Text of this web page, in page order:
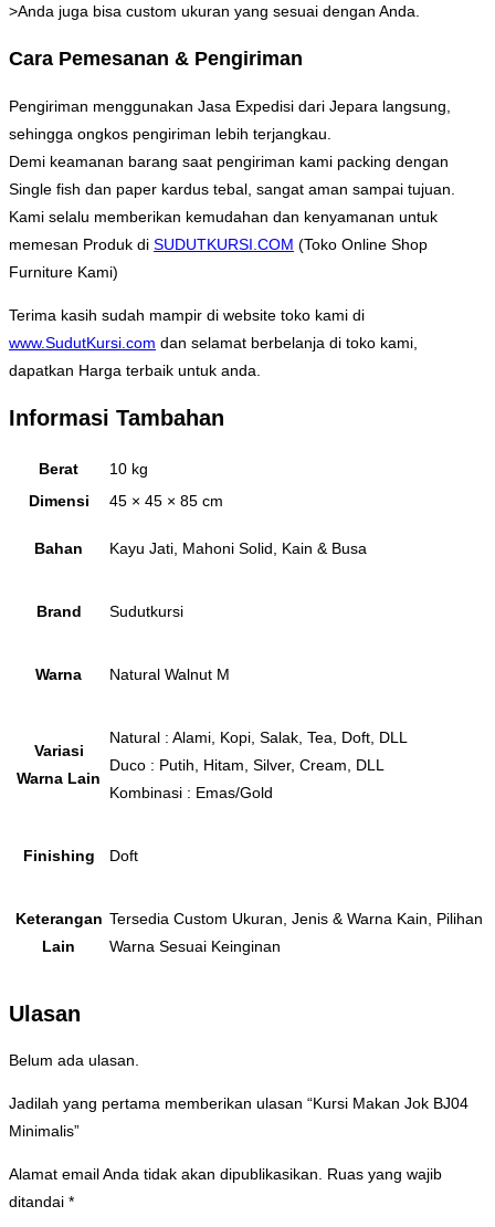
>Anda juga bisa custom ukuran yang sesuai dengan Anda.
Cara Pemesanan & Pengiriman
Pengiriman menggunakan Jasa Expedisi dari Jepara langsung,
sehingga ongkos pengiriman lebih terjangkau.
Demi keamanan barang saat pengiriman kami packing dengan
Single fish dan paper kardus tebal, sangat aman sampai tujuan.
Kami selalu memberikan kemudahan dan kenyamanan untuk
memesan Produk di SUDUTKURSI.COM (Toko Online Shop
Furniture Kami)
Terima kasih sudah mampir di website toko kami di
www.SudutKursi.com dan selamat berbelanja di toko kami,
dapatkan Harga terbaik untuk anda.
Informasi Tambahan
Berat
10 kg
Dimensi
45 × 45 × 85 cm
Bahan Kayu Jati, Mahoni Solid, Kain & Busa
Brand Sudutkursi
Warna Natural Walnut M
Variasi
Warna Lain
Natural : Alami, Kopi, Salak, Tea, Doft, DLL
Duco : Putih, Hitam, Silver, Cream, DLL
Kombinasi : Emas/Gold
Finishing Doft
Keterangan
Lain
Tersedia Custom Ukuran, Jenis & Warna Kain, Pilihan
Warna Sesuai Keinginan
Ulasan
Belum ada ulasan.
Jadilah yang pertama memberikan ulasan “Kursi Makan Jok BJ04
Minimalis”
Alamat email Anda tidak akan dipublikasikan.
Ruas yang wajib
ditandai *